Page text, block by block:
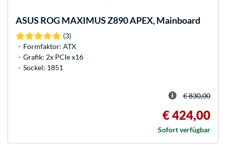
ASUS ROG MAXIMUS Z890 APEX, Mainboard
(3)
Formfaktor: ATX
Grafik: 2x PCIe x16
Sockel: 1851
€ 830,00
€ 424,00
Sofort verfügbar